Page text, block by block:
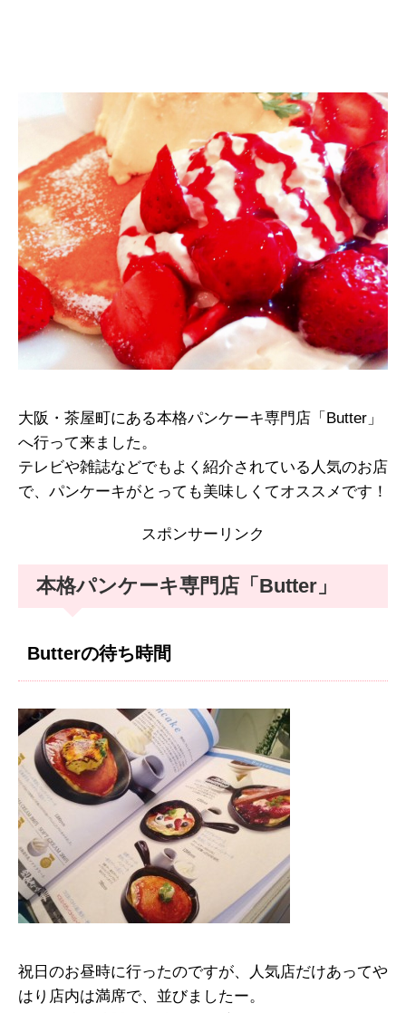
大阪・茶屋町にある本格パンケーキ専門店「Butter」
へ行って来ました。
テレビや雑誌などでもよく紹介されている人気のお店
で、パンケーキがとっても美味しくてオススメです！
スポンサーリンク
本格パンケーキ専門店「Butter」
Butterの待ち時間
祝日のお昼時に行ったのですが、人気店だけあってや
はり店内は満席で、並びましたー。